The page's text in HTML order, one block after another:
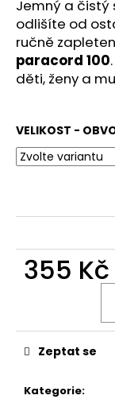
Jemný a čistý
odlišíte od
ručně
paracord 100
děti, ženy a
VELIKOST -
355 Kč
Kategorie:
Zeptat se
o
r
u
č
u
e
m
e